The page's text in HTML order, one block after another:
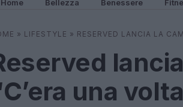
Home Bellezza Benessere
» LIFESTYLE » RESERVED LANCIA LA
una